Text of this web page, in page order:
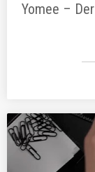
Yomee –